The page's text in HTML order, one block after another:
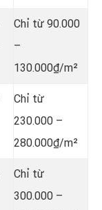
Chỉ từ 90.000
–
130.000₫/m²
Chỉ từ
230.000 –
280.000₫/m²
Chỉ từ
300.000 –